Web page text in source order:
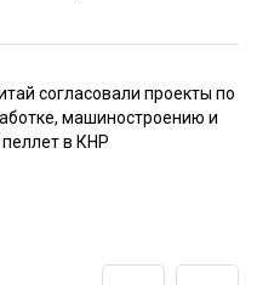
согласовали проекты по
машиностроению и
в КНР